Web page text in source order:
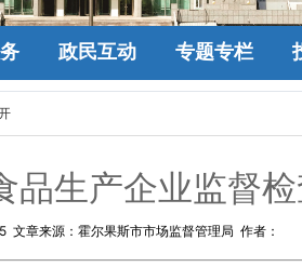
政民互动 专题专栏
品生产企业监督
文章来源：霍尔果斯市市场监督管理局 作者：